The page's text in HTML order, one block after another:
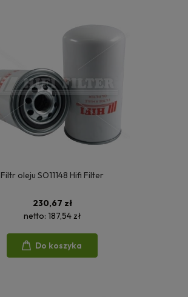
Filtr oleju SO11148 Hifi Filter
230,67 zł
netto: 187,54 zł
Do koszyka